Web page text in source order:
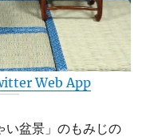
Web App
い盆景」のもみじの